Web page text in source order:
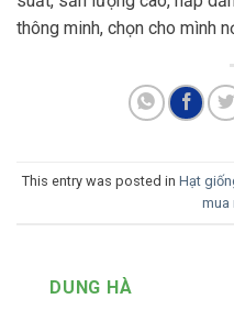
thông minh, chọn cho mình
This entry was posted in Hạt
mua
DUNG HÀ